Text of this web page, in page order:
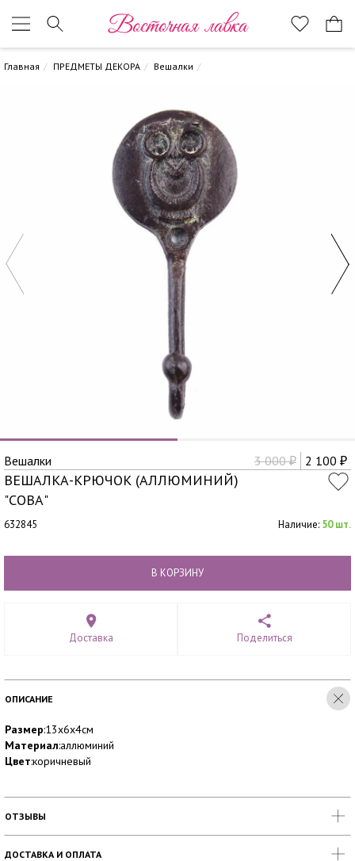
Восточная лавка
Главная ПРЕДМЕТЫ ДЕКОРА Вешалки
Вешалки 3 000₽ 2 100 ₽
ВЕШАЛКА-КРЮЧОК (АЛЛЮМИНИЙ)
"СОВА"
632845 Наличие: 50 шт.
В КОРЗИНУ
Доставка Поделиться
ОПИСАНИЕ
Размер:13х6х4см
Материал:аллюминий
Цвет:коричневый
ОТЗЫВЫ
ДОСТАВКА И ОПЛАТА